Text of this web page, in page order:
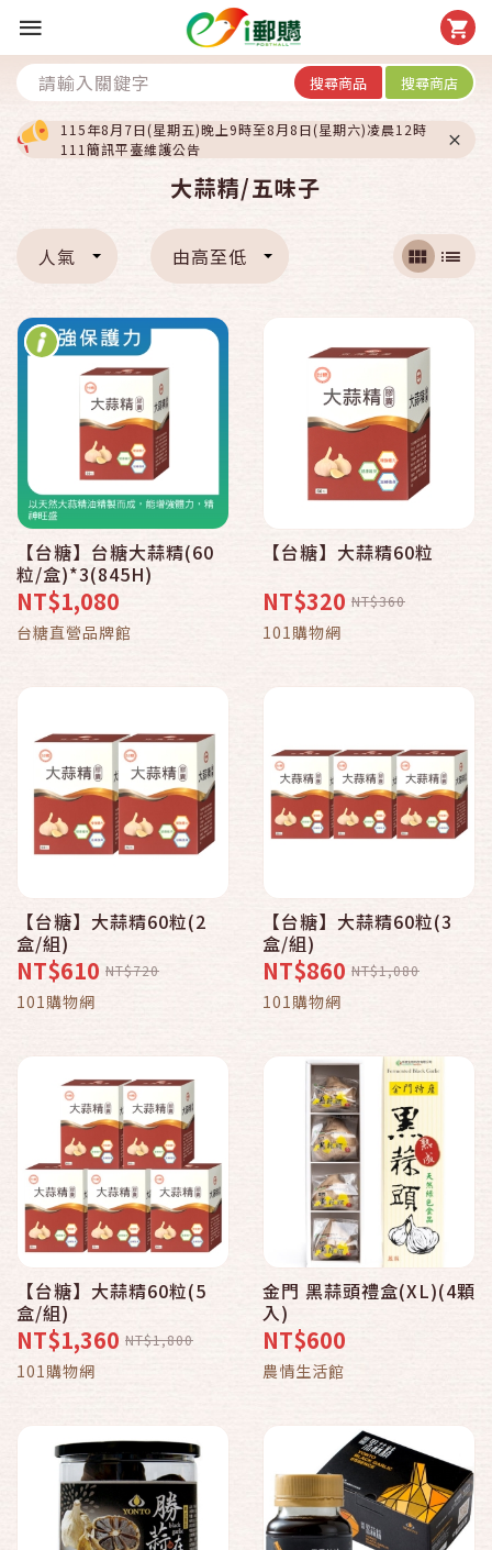
搜尋商品 搜尋商店
115年8月7日(星期五)晚上9時至8月8日(星期六)凌晨12時
111簡訊平臺維護公告
大蒜精/五味子
人氣 由高至低
【台糖】台糖大蒜精(60
粒/盒)*3(845H)
NT$1,080
台糖直營品牌館
【台糖】大蒜精60粒
NT$320 NT$360
101購物網
【台糖】大蒜精60粒(2
盒/組)
NT$610 NT$720
101購物網
【台糖】大蒜精60粒(3
盒/組)
NT$860 NT$1,080
101購物網
【台糖】大蒜精60粒(5
盒/組)
NT$1,360 NT$1,800
101購物網
金門 黑蒜頭禮盒(XL)(4顆
入)
NT$600
農情生活館